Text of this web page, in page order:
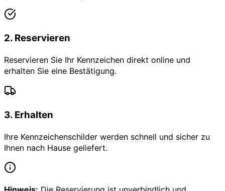
2. Reservieren
Reservieren Sie Ihr Kennzeichen direkt online und
erhalten Sie eine Bestätigung.
3. Erhalten
Ihre Kennzeichenschilder werden schnell und sicher zu
Ihnen nach Hause geliefert.